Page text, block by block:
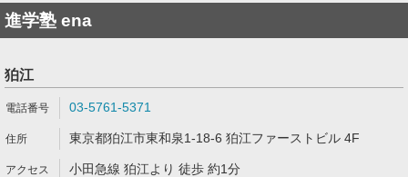
進学塾 ena
狛江
03-5761-5371
東京都狛江市東和泉1-18-6 狛江ファーストビル 4F
小田急線 狛江より 徒歩 約1分